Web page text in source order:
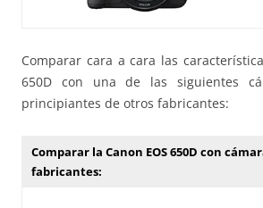
Comparar cara a cara las
650D con una de las siguientes
principiantes de otros fabricantes:
Comparar la Canon EOS 650D con
fabricantes: